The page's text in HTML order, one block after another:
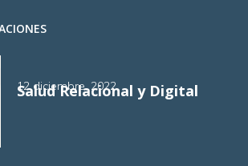
Salud Relacional y Digital
12 diciembre, 2022